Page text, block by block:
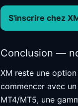
S'inscrire chez
Conclusion —
XM reste une
commencer avec
MT4/MT5, une